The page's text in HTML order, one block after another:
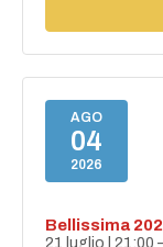
AGO
04
2026
Bellissima
21 luglio | 21:00